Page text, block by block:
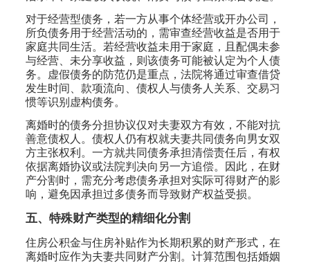
对于经营型债务，若一方从事个体经营或开办公司，
所负债务用于经营活动的，需审查经营收益是否用于
家庭共同生活。若经营收益未用于家庭，且配偶未参
与经营、未分享收益，则该债务可能被认定为个人债
务。虚假债务的防范仍是重点，法院将通过审查借贷
发生时间、款项流向、债权人与债务人关系、交易习
惯等识别虚构债务。
离婚时的债务分担协议仅对夫妻双方有效，不能对抗
善意债权人。债权人仍有权就夫妻共同债务向男女双
方主张权利。一方就共同债务承担清偿责任后，有权
依据离婚协议或法院判决向另一方追偿。因此，在财
产分割时，需充分考虑债务承担对实际可得财产的影
响，避免因承担过多债务而导致财产权益受损。
五、特殊财产类型的精细化分割
住房公积金与住房补贴作为长期积累的财产形式，在
离婚时应作为夫妻共同财产分割。计算范围包括婚姻